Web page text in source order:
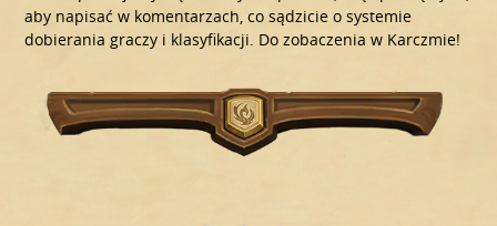
aby napisać w komentarzach, co sądzicie o systemie
dobierania graczy i klasyfikacji. Do zobaczenia w Karczmie!